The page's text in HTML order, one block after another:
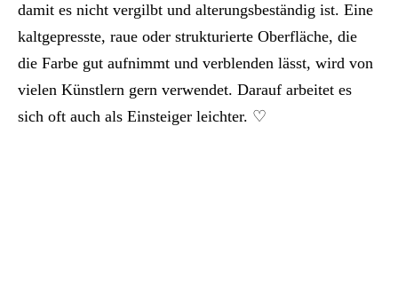
damit es nicht vergilbt und alterungsbeständig ist. Eine
kaltgepresste, raue oder strukturierte Oberfläche, die
die Farbe gut aufnimmt und verblenden lässt, wird von
vielen Künstlern gern verwendet. Darauf arbeitet es
sich oft auch als Einsteiger leichter. ♡